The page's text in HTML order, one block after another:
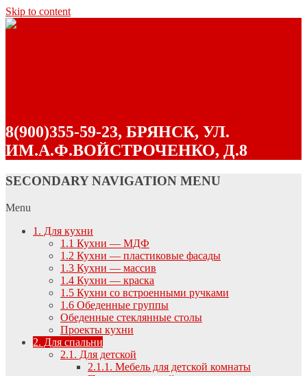
Skip to content
8(900)355-59-23, БРЯНСК, УЛ.
ИМ.А.Ф.ВОЙСТРОЧЕНКО, Д.8
SECONDARY NAVIGATION MENU
Menu
1. Для кухни
1.1 Кухни — МДФ
1.2 Кухни — пластиковые фасады
1.3 Кухни — массив
1.4 Кухни — краска
1.5 Кухни со встроенными ручками
1.6 Обеденные группы
Обеденные стеклянные столы
Проекты кухни
2. Для спальни
2.1. Для детской
2.1.1. Мебель для детской комнаты